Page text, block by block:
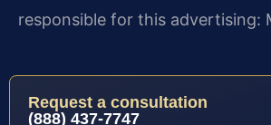
responsible for this advertising:
Request a consultation
(888) 437-7747